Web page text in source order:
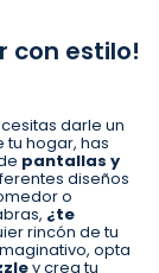
con estilo!
darle un
tu hogar, has
pantallas y
diseños
o
¿te
rincón de tu
opta
y crea tu